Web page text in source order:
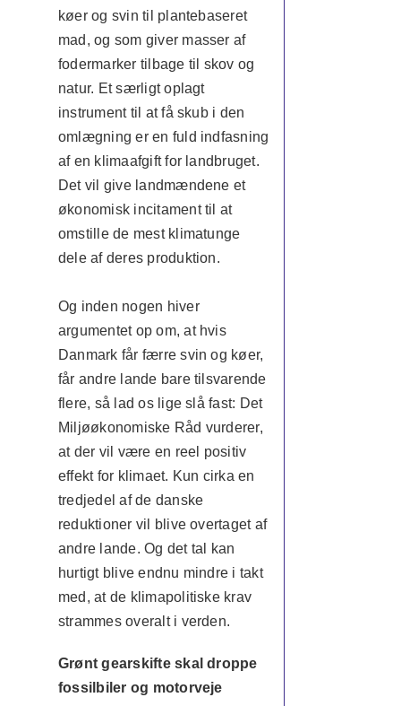
køer og svin til plantebaseret
mad, og som giver masser af
fodermarker tilbage til skov og
natur. Et særligt oplagt
instrument til at få skub i den
omlægning er en fuld indfasning
af en klimaafgift for landbruget.
Det vil give landmændene et
økonomisk incitament til at
omstille de mest klimatunge
dele af deres produktion.
Og inden nogen hiver
argumentet op om, at hvis
Danmark får færre svin og køer,
får andre lande bare tilsvarende
flere, så lad os lige slå fast: Det
Miljøøkonomiske Råd vurderer,
at der vil være en reel positiv
effekt for klimaet. Kun cirka en
tredjedel af de danske
reduktioner vil blive overtaget af
andre lande. Og det tal kan
hurtigt blive endnu mindre i takt
med, at de klimapolitiske krav
strammes overalt i verden.
Grønt gearskifte skal droppe
fossilbiler og motorveje